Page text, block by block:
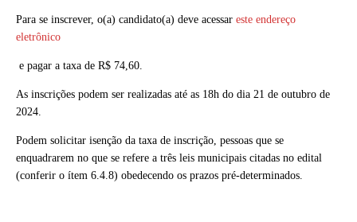
Para se inscrever, o(a) candidato(a) deve acessar este endereço
eletrônico
e pagar a taxa de R$ 74,60.
As inscrições podem ser realizadas até as 18h do dia 21 de outubro de
2024.
Podem solicitar isenção da taxa de inscrição, pessoas que se
enquadrarem no que se refere a três leis municipais citadas no edital
(conferir o ítem 6.4.8) obedecendo os prazos pré-determinados.